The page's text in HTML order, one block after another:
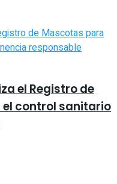
el Registro de
control sanitario